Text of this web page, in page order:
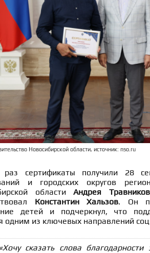
Новосибирской области, источник: nso.ru
сертификаты получили 28
и городских округов
областиАндрея
Константин Хальзов. Он
детей и подчеркнул, что
одним из ключевых направлений
«Хочу сказать слова